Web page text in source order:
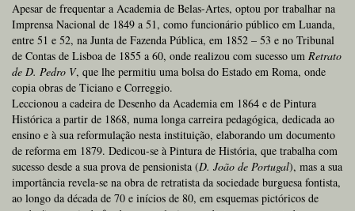
Apesar de frequentar a Academia de Belas-Artes, optou por trabalhar na
Imprensa Nacional de 1849 a 51, como funcionário público em Luanda,
entre 51 e 52, na Junta de Fazenda Pública, em 1852 – 53 e no Tribunal
de Contas de Lisboa de 1855 a 60, onde realizou com sucesso um Retrato
de D. Pedro V, que lhe permitiu uma bolsa do Estado em Roma, onde
copia obras de Ticiano e Correggio.
Leccionou a cadeira de Desenho da Academia em 1864 e de Pintura
Histórica a partir de 1868, numa longa carreira pedagógica, dedicada ao
ensino e à sua reformulação nesta instituição, elaborando um documento
de reforma em 1879. Dedicou-se à Pintura de História, que trabalha com
sucesso desde a sua prova de pensionista (D. João de Portugal), mas a sua
importância revela-se na obra de retratista da sociedade burguesa fontista,
ao longo da década de 70 e inícios de 80, em esquemas pictóricos de